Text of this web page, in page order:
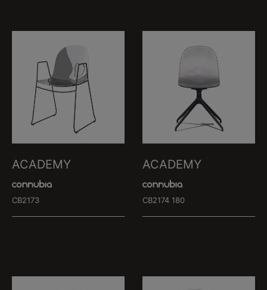
ACADEMY
CB2173
ACADEMY
CB2174 180